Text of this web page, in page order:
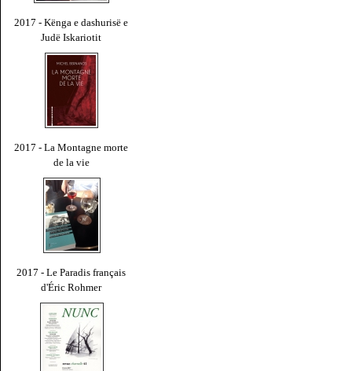
2017 - Kënga e dashurisë e
Judë Iskariotit
2017 - La Montagne morte
de la vie
2017 - Le Paradis français
d'Éric Rohmer